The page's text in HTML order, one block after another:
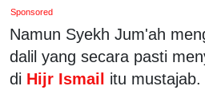
Sponsored
Namun Syekh Jum'ah
dalil yang secara pasti
di Hijr Ismail itu